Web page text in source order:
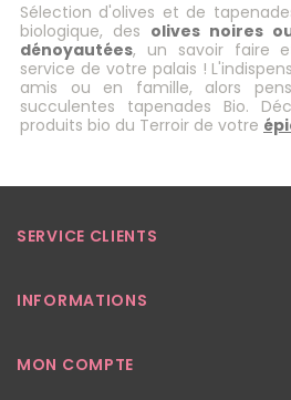
Sélection d'olives et de
biologique, des olives noires
dénoyautées, un savoir faire
service de votre palais !
amis ou en famille, alors
succulentes tapenades Bio.
produits bio du Terroir de votre
SERVICE CLIENTS
INFORMATIONS
MON COMPTE